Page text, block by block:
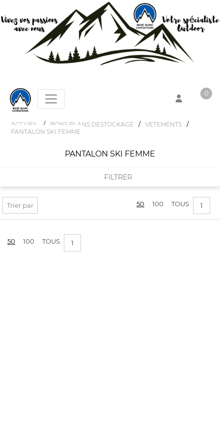
0
ACCUEIL / BONS PLANS DESTOCKAGE / VETEMENTS /
PANTALON SKI FEMME
PANTALON SKI FEMME
FILTRER
FILTRER PAR
Trier par 50 100 TOUS 1
50 100 TOUS 1